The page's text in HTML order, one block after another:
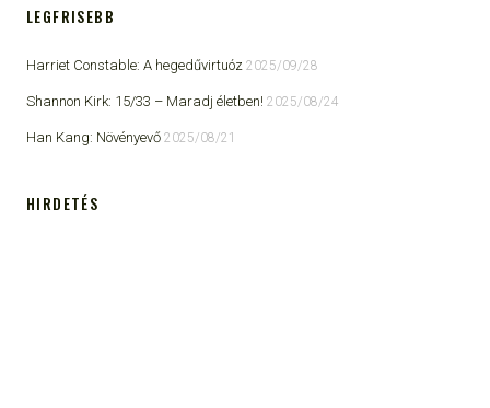
LEGFRISEBB
Harriet Constable: A hegedűvirtuóz 2025/09/28
Shannon Kirk: 15/33 ​– Maradj életben! 2025/08/24
Han Kang: Növényevő 2025/08/21
HIRDETÉS